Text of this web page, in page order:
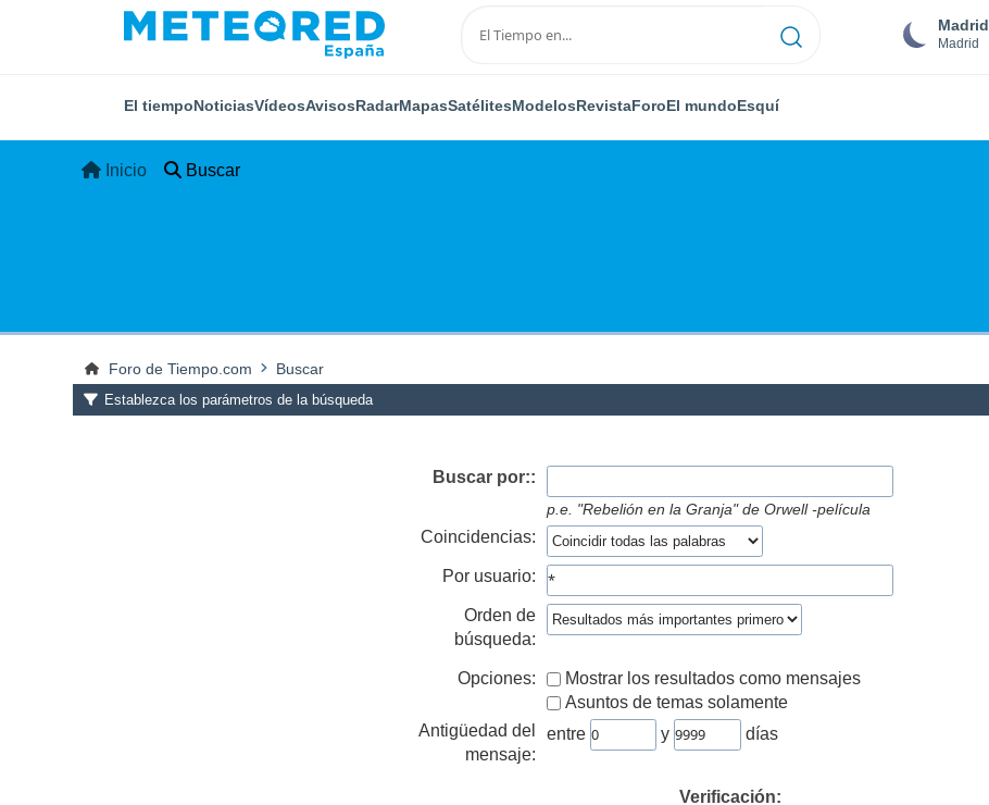
Madrid
Madrid
El tiempoNoticiasVídeosAvisosRadarMapasSatélitesModelosRevistaForoEl mundoEsquí
Inicio Buscar
Foro de Tiempo.com Buscar
Establezca los parámetros de la búsqueda
Buscar por::
p.e. "Rebelión en la Granja" de Orwell -película
Coincidencias:
Por usuario:
Orden de
búsqueda:
Opciones:
Mostrar los resultados como mensajes
Asuntos de temas solamente
Antigüedad del
mensaje:
entre y días
Verificación: